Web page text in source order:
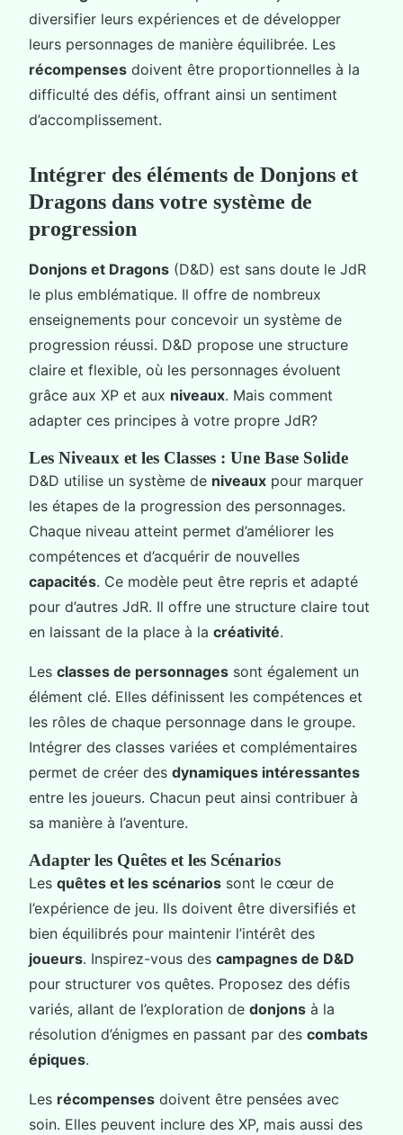
diversifier leurs expériences et de développer
leurs personnages de manière équilibrée. Les
récompenses doivent être proportionnelles à la
difficulté des défis, offrant ainsi un sentiment
d’accomplissement.
Intégrer des éléments de Donjons et
Dragons dans votre système de
progression
Donjons et Dragons (D&D) est sans doute le JdR
le plus emblématique. Il offre de nombreux
enseignements pour concevoir un système de
progression réussi. D&D propose une structure
claire et flexible, où les personnages évoluent
grâce aux XP et aux niveaux. Mais comment
adapter ces principes à votre propre JdR?
Les Niveaux et les Classes : Une Base Solide
D&D utilise un système de niveaux pour marquer
les étapes de la progression des personnages.
Chaque niveau atteint permet d’améliorer les
compétences et d’acquérir de nouvelles
capacités. Ce modèle peut être repris et adapté
pour d’autres JdR. Il offre une structure claire tout
en laissant de la place à la créativité.
Les classes de personnages sont également un
élément clé. Elles définissent les compétences et
les rôles de chaque personnage dans le groupe.
Intégrer des classes variées et complémentaires
permet de créer des dynamiques intéressantes
entre les joueurs. Chacun peut ainsi contribuer à
sa manière à l’aventure.
Adapter les Quêtes et les Scénarios
Les quêtes et les scénarios sont le cœur de
l’expérience de jeu. Ils doivent être diversifiés et
bien équilibrés pour maintenir l’intérêt des
joueurs. Inspirez-vous des campagnes de D&D
pour structurer vos quêtes. Proposez des défis
variés, allant de l’exploration de donjons à la
résolution d’énigmes en passant par des combats
épiques.
Les récompenses doivent être pensées avec
soin. Elles peuvent inclure des XP, mais aussi des